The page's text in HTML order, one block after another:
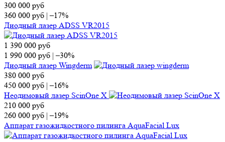
300 000 руб
360 000 руб |–17%
Диодный лазер ADSS VR2015
1 390 000 руб
1 990 000 руб |–30%
Диодный лазер Wingderm
380 000 руб
450 000 руб |–16%
Неодимовый лазер ScinOne X
210 000 руб
260 000 руб |–19%
Аппарат газожидкостного пилинга AquaFacial Lux